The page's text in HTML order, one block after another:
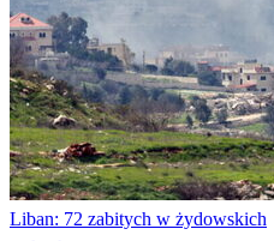
Liban: 72 zabitych w żydowskich